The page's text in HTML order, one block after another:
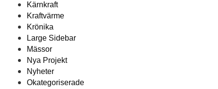
Kärnkraft
Kraftvärme
Krönika
Large Sidebar
Mässor
Nya Projekt
Nyheter
Okategoriserade